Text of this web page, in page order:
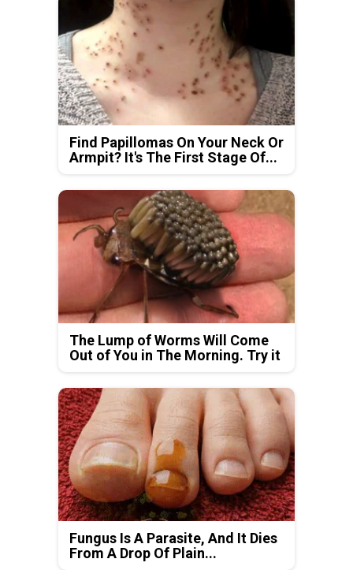
Find Papillomas On Your Neck Or
Armpit? It's The First Stage Of...
The Lump of Worms Will Come
Out of You in The Morning. Try it
Fungus Is A Parasite, And It Dies
From A Drop Of Plain...